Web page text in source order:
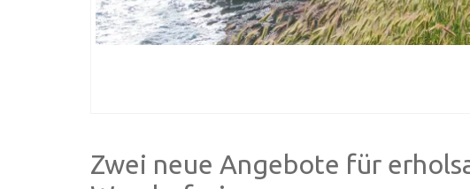
Zwei neue Angebote für